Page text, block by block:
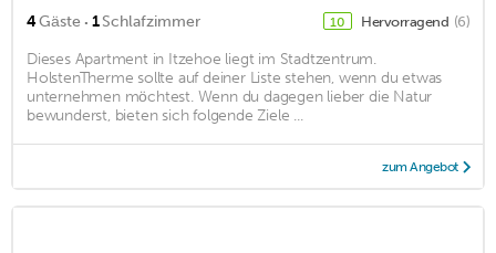
4Gäste · 1Schlafzimmer 10 Hervorragend (6)
Dieses Apartment in Itzehoe liegt im Stadtzentrum.
HolstenTherme sollte auf deiner Liste stehen, wenn du etwas
unternehmen möchtest. Wenn du dagegen lieber die Natur
bewunderst, bieten sich folgende Ziele ...
zum Angebot